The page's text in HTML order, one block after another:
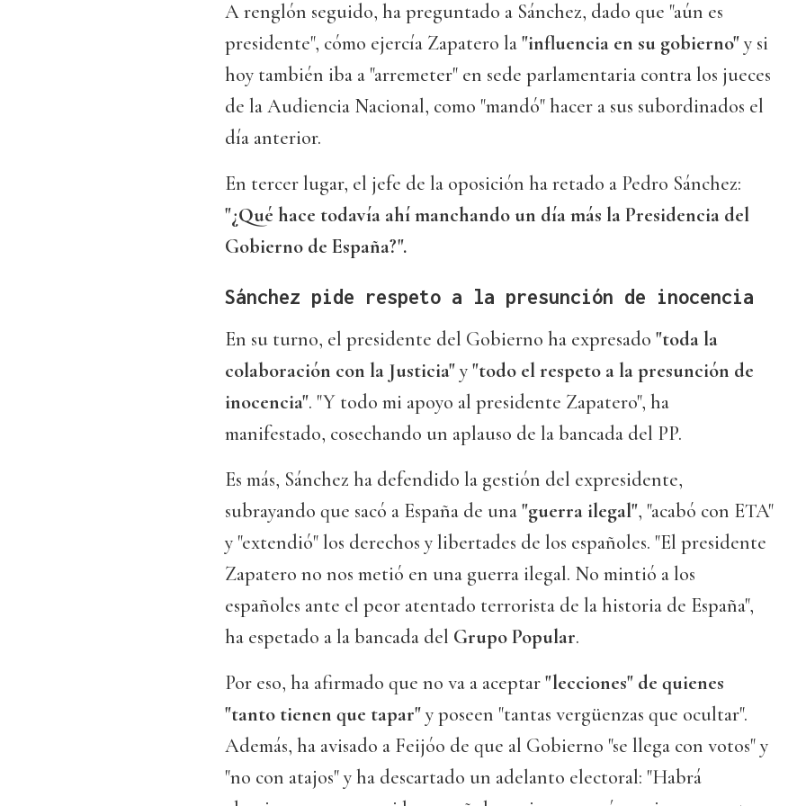
A renglón seguido, ha preguntado a Sánchez, dado que "aún es
presidente", cómo ejercía Zapatero la"influencia en su gobierno"y si
hoy también iba a "arremeter" en sede parlamentaria contra los jueces
de la Audiencia Nacional, como "mandó" hacer a sus subordinados el
día anterior.
En tercer lugar, el jefe de la oposición ha retado a Pedro Sánchez:
"¿Qué hace todavía ahí manchando un día más la Presidencia del
Gobierno de España?".
Sánchez pide respeto a la presunción de inocencia
En su turno, el presidente del Gobierno ha expresado "toda la
colaboración con la Justicia"y"todo el respeto a la presunción de
inocencia". "Y todo mi apoyo al presidente Zapatero", ha
manifestado, cosechando un aplauso de la bancada del PP.
Es más, Sánchez ha defendido la gestión del expresidente,
subrayando que sacó a España de una"guerra ilegal", "acabó con ETA"
y "extendió" los derechos y libertades de los españoles. "El presidente
Zapatero no nos metió en una guerra ilegal. No mintió a los
españoles ante el peor atentado terrorista de la historia de España",
ha espetado a la bancada del Grupo Popular.
Por eso, ha afirmado que no va a aceptar"lecciones" de quienes
"tanto tienen que tapar"y poseen "tantas vergüenzas que ocultar".
Además, ha avisado a Feijóo de que al Gobierno "se llega con votos" y
"no con atajos" y ha descartado un adelanto electoral: "Habrá